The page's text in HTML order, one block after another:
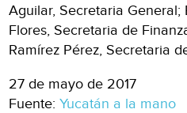
Aguilar, Secretaria General;
Flores, Secretaria de
Ramírez Pérez, Secretaria
27 de mayo de 2017
Fuente:Yucatán a la mano